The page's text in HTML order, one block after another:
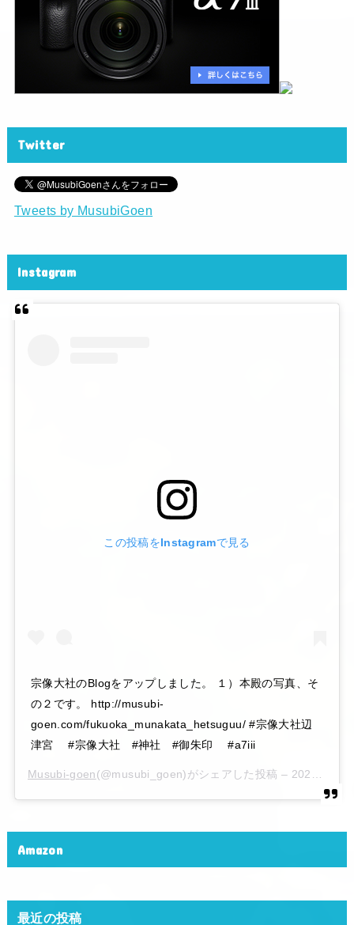
Twitter
Tweets by MusubiGoen
Instagram
この投稿をInstagramで見る
宗像大社のBlogをアップしました。 １）本殿の写真、そ
の２です。 http://musubi-
goen.com/fukuoka_munakata_hetsuguu/ #宗像大社辺
津宮 #宗像大社 #神社 #御朱印 #a7iii
Musubi-goen(@musubi_goen)がシェアした投稿 – 2020年 6月月6日午後10時15分PDT
Amazon
最近の投稿